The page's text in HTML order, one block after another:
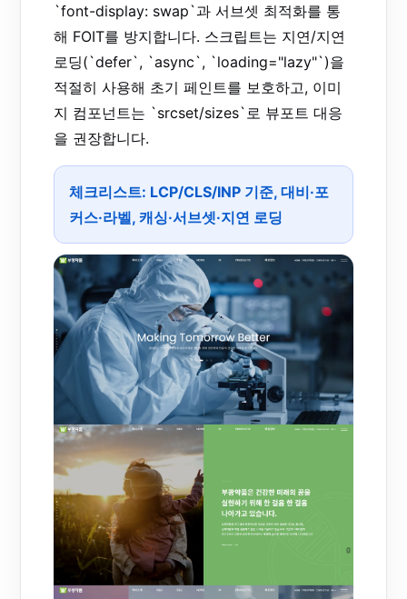
`font-display: swap`과 서브셋 최적화를 통
해 FOIT를 방지합니다. 스크립트는 지연/지연
로딩(`defer`, `async`, `loading="lazy"`)을
적절히 사용해 초기 페인트를 보호하고, 이미
지 컴포넌트는 `srcset/sizes`로 뷰포트 대응
을 권장합니다.
체크리스트: LCP/CLS/INP 기준, 대비·포
커스·라벨, 캐싱·서브셋·지연 로딩